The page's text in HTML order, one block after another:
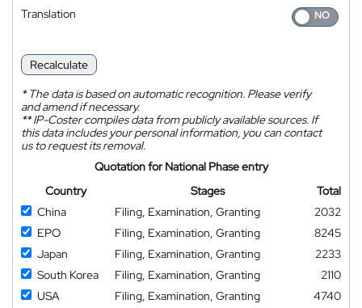
Translation
Recalculate
*The data is based on automatic recognition. Please verify
and amend if necessary.
**IP-Coster compiles data from publicly available sources. If
this data includes your personal information, you can contact
us to request its removal.
Quotation for National Phase entry
Country
Stages
Total
China
Filing, Examination, Granting
2032
EPO
Filing, Examination, Granting
8245
Japan
Filing, Examination, Granting
2233
South Korea
Filing, Examination, Granting
2110
USA
Filing, Examination, Granting 4740